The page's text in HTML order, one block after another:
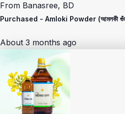
From Banasree, BD
Purchased - Amloki Powder (আমলকী
About 3 months ago